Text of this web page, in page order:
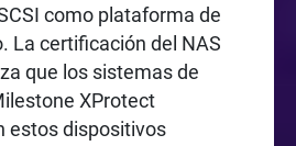
como plataforma de
La certificación del NAS
que los sistemas de
XProtect
estos dispositivos